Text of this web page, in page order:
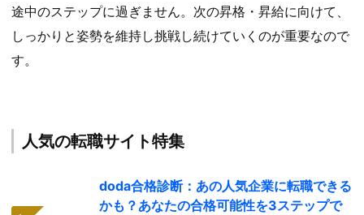
途中のステップに過ぎません。次の昇格・昇給に向けて、
しっかりと姿勢を維持し挑戦し続けていくのが重要なので
す。
人気の転職サイト特集
doda合格診断：あの人気企業に転職できる
かも？あなたの合格可能性を3ステップで